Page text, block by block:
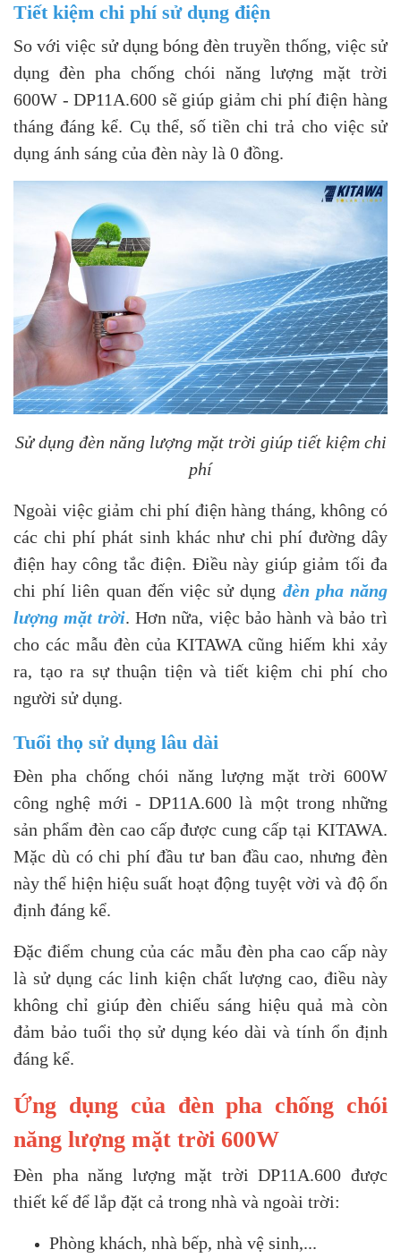
Tiết kiệm chi phí sử dụng điện
So với việc sử dụng bóng đèn truyền thống, việc sử
dụng đèn pha chống chói năng lượng mặt trời
600W - DP11A.600 sẽ giúp giảm chi phí điện hàng
tháng đáng kể. Cụ thể, số tiền chi trả cho việc sử
dụng ánh sáng của đèn này là 0 đồng.
Sử dụng đèn năng lượng mặt trời giúp tiết kiệm chi
phí
Ngoài việc giảm chi phí điện hàng tháng, không có
các chi phí phát sinh khác như chi phí đường dây
điện hay công tắc điện. Điều này giúp giảm tối đa
chi phí liên quan đến việc sử dụng đèn pha năng
lượng mặt trời. Hơn nữa, việc bảo hành và bảo trì
cho các mẫu đèn của KITAWA cũng hiếm khi xảy
ra, tạo ra sự thuận tiện và tiết kiệm chi phí cho
người sử dụng.
Tuổi thọ sử dụng lâu dài
Đèn pha chống chói năng lượng mặt trời 600W
công nghệ mới - DP11A.600 là một trong những
sản phẩm đèn cao cấp được cung cấp tại KITAWA.
Mặc dù có chi phí đầu tư ban đầu cao, nhưng đèn
này thể hiện hiệu suất hoạt động tuyệt vời và độ ổn
định đáng kể.
Đặc điểm chung của các mẫu đèn pha cao cấp này
là sử dụng các linh kiện chất lượng cao, điều này
không chỉ giúp đèn chiếu sáng hiệu quả mà còn
đảm bảo tuổi thọ sử dụng kéo dài và tính ổn định
đáng kể.
Ứng dụng của đèn pha chống chói
năng lượng mặt trời 600W
Đèn pha năng lượng mặt trời DP11A.600 được
thiết kế để lắp đặt cả trong nhà và ngoài trời:
Phòng khách, nhà bếp, nhà vệ sinh,...